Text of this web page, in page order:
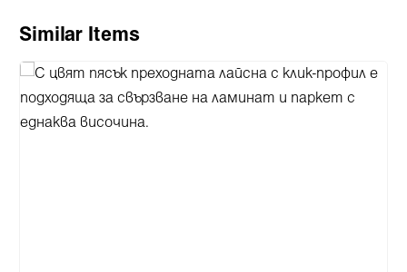
Пропуснете продуктовата галерия
Similar Items